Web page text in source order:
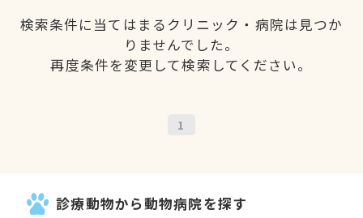
検索条件に当てはまるクリニック・病院は見つか
りませんでした。
再度条件を変更して検索してください。
1
診療動物から動物病院を探す